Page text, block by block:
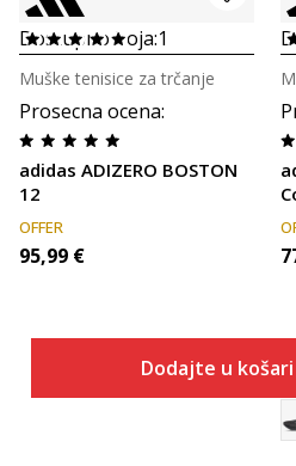
Dostupno boja:1
Prosecna ocena:
adidas ADIZERO BOSTON
12
Muške tenisice za trčanje
OFFER
95,99 €
Dodajte u